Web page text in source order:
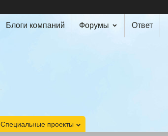
Блоги компаний Форумы Ответ
Специальные проекты